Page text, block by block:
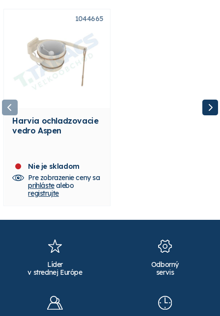
1044665
Harvia ochladzovacie
vedro Aspen
Nie je skladom
Pre zobrazenie ceny sa
prihlástealebo
registrujte
Líder
v strednej Európe
Odborný
servis